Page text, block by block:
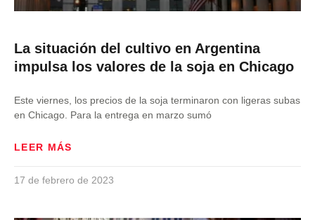
La situación del cultivo en Argentina
impulsa los valores de la soja en Chicago
Este viernes, los precios de la soja terminaron con ligeras subas
en Chicago. Para la entrega en marzo sumó
LEER MÁS
17 de febrero de 2023